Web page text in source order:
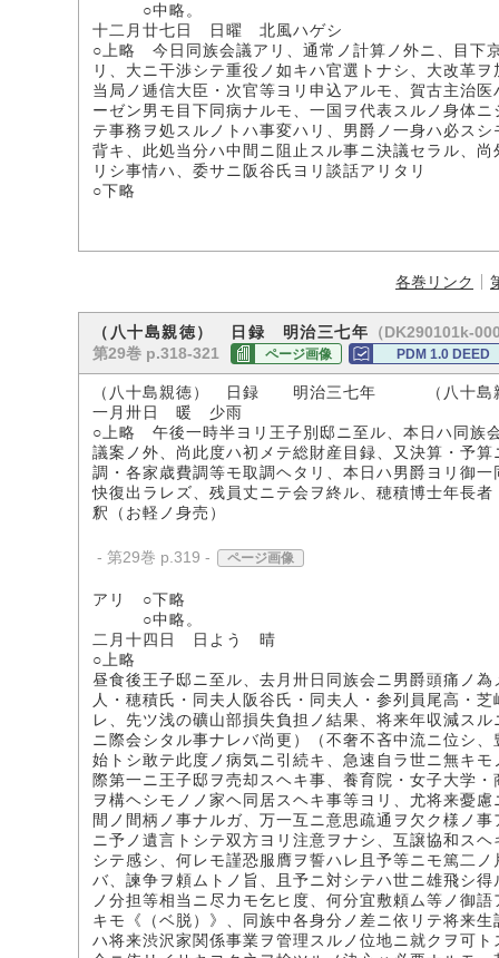
○中略。
十二月廿七日 日曜 北風ハゲシ
○上略 今日同族会議アリ、通常ノ計算ノ外ニ、目下
リ、大ニ干渉シテ重役ノ如キハ官選トナシ、大改革
当局ノ逓信大臣・次官等ヨリ申込アルモ、賀古主治
ーゼン男モ目下同病ナルモ、一国ヲ代表スルノ身体
テ事務ヲ処スルノトハ事変ハリ、男爵ノ一身ハ必ス
背キ、此処当分ハ中間ニ阻止スル事ニ決議セラル、
リシ事情ハ、委サニ阪谷氏ヨリ談話アリタリ
○下略
各巻リンク
（八十島親徳） 日録 明治三七年 （DK290101k-
第29巻 p.318-321
ページ画像 PDM 1.0 DEED
（八十島親徳） 日録 明治三七年 （八十島
一月卅日 暖 少雨
○上略 午後一時半ヨリ王子別邸ニ至ル、本日ハ同族
議案ノ外、尚此度ハ初メテ総財産目録、又決算・予
調・各家歳費調等モ取調ヘタリ、本日ハ男爵ヨリ御
快復出ラレズ、残員丈ニテ会ヲ終ル、穂積博士年長
釈（お軽ノ身売）
- 第29巻 p.319 - ページ画像
アリ ○下略
○中略。
二月十四日 日よう 晴
○上略
昼食後王子邸ニ至ル、去月卅日同族会ニ男爵頭痛ノ
人・穂積氏・同夫人阪谷氏・同夫人・参列員尾高・
レ、先ツ浅の礦山部損失負担ノ結果、将来年収減ス
ニ際会シタル事ナレバ尚更）（不奢不吝中流ニ位シ
始トシ敢テ此度ノ病気ニ引続キ、急速自ラ世ニ無キ
際第一ニ王子邸ヲ売却スヘキ事、養育院・女子大学
ヲ構ヘシモノノ家ヘ同居スヘキ事等ヨリ、尤将来憂
間ノ間柄ノ事ナルガ、万一互ニ意思疏通ヲ欠ク様ノ
ニ予ノ遺言トシテ双方ヨリ注意ヲナシ、互譲協和ス
シテ感シ、何レモ謹恐服膺ヲ誓ハレ且予等ニモ篤二
バ、諫争ヲ頼ムトノ旨、且予ニ対シテハ世ニ雄飛シ
ノ分担等相当ニ尽力モ乞ヒ度、何分宜敷頼ム等ノ御
キモ《（ベ脱）》、同族中各身分ノ差ニ依リテ将来
ハ将来渋沢家関係事業ヲ管理スルノ位地ニ就クヲ可